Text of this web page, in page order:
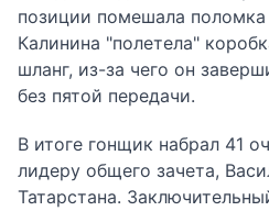
позиции помешала
Калинина "полетела"
шланг, из-за чего он
без пятой передачи.
В итоге гонщик набрал 41
лидеру общего зачета,
Татарстана.